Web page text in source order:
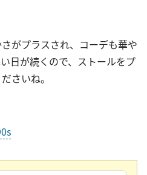
がプラスされ、コーデも華や
日が続くので、ストールをプ
さいね。